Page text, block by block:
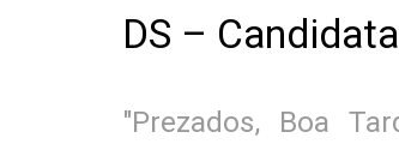
DS –
"Prezados, Boa